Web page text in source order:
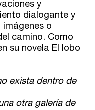
y
dialogante y
imágenes o
camino. Como
su novela El lobo
exista dentro de
otra galería de